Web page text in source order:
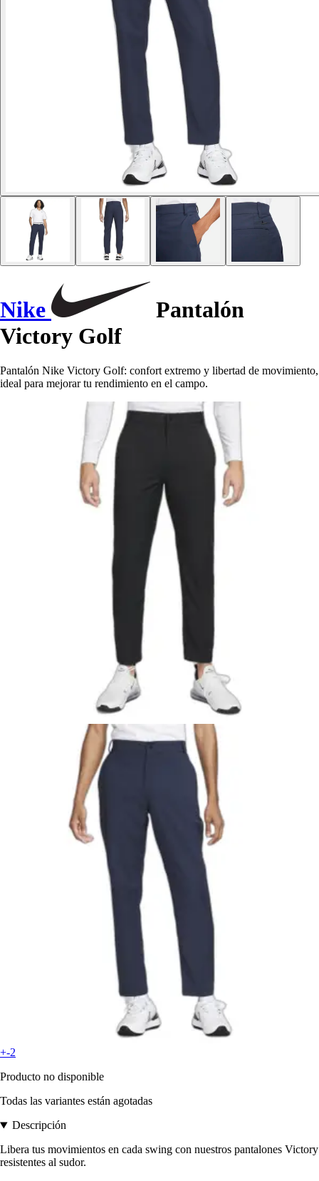
Nike
Pantalón
Victory Golf
Pantalón Nike Victory Golf: confort extremo y libertad de movimiento,
ideal para mejorar tu rendimiento en el campo.
+-2
Producto no disponible
Todas las variantes están agotadas
Descripción
Libera tus movimientos en cada swing con nuestros pantalones Victory
resistentes al sudor.